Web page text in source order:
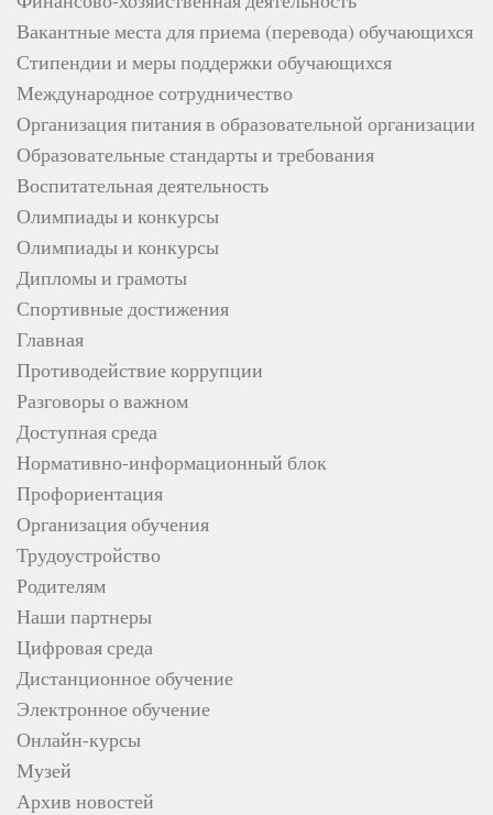
Вакантные места для приема (перевода) обучающихся
Стипендии и меры поддержки обучающихся
Международное сотрудничество
Организация питания в образовательной организации
Образовательные стандарты и требования
Воспитательная деятельность
Олимпиады и конкурсы
Олимпиады и конкурсы
Дипломы и грамоты
Спортивные достижения
Главная
Противодействие коррупции
Разговоры о важном
Доступная среда
Нормативно-информационный блок
Профориентация
Организация обучения
Трудоустройство
Родителям
Наши партнеры
Цифровая среда
Дистанционное обучение
Электронное обучение
Онлайн-курсы
Музей
Архив новостей